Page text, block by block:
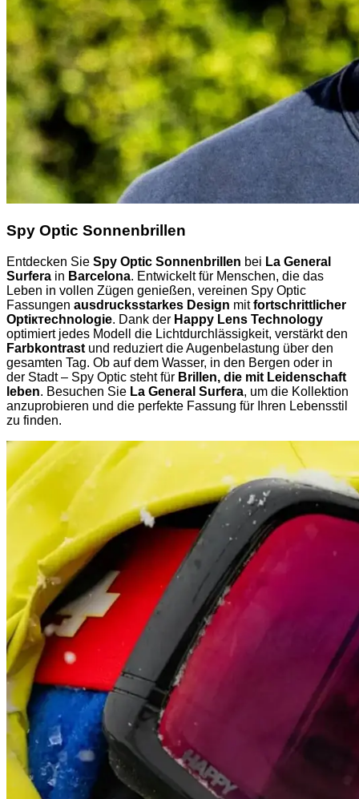
Spy Optic Sonnenbrillen
Entdecken Sie Spy Optic Sonnenbrillen bei La General
Surfera in Barcelona. Entwickelt für Menschen, die das
Leben in vollen Zügen genießen, vereinen Spy Optic
Fassungen ausdrucksstarkes Design mitfortschrittlicher
Optiктechnologie. Dank der Happy Lens Technology
optimiert jedes Modell die Lichtdurchlässigkeit, verstärkt den
Farbkontrast und reduziert die Augenbelastung über den
gesamten Tag. Ob auf dem Wasser, in den Bergen oder in
der Stadt – Spy Optic steht für Brillen, die mit Leidenschaft
leben. Besuchen Sie La General Surfera, um die Kollektion
anzuprobieren und die perfekte Fassung für Ihren Lebensstil
zu finden.